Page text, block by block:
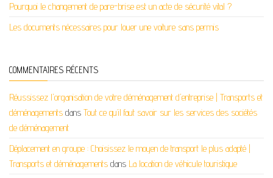
Pourquoi le changement de pare-brise est un acte de sécurité vital ?
Les documents nécessaires pour louer une voiture sans permis
COMMENTAIRES RÉCENTS
Réussissez l'organisation de votre déménagement d'entreprise | Transports et
déménagements dans Tout ce qu’il faut savoir sur les services des sociétés
de déménagement
Déplacement en groupe : Choisissez le moyen de transport le plus adapté |
Transports et déménagements dans La location de véhicule touristique